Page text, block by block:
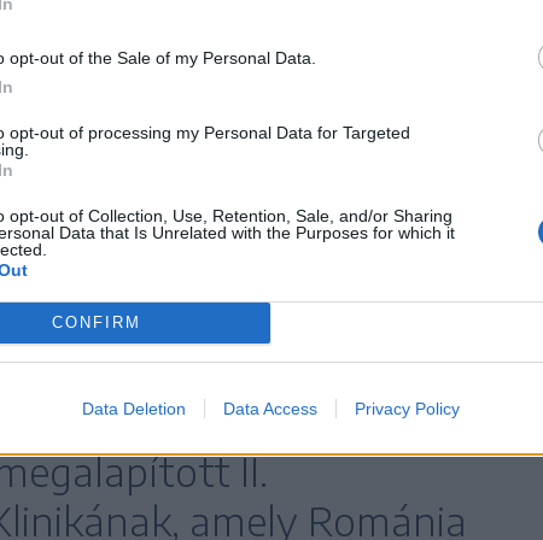
opt-out of the Sale of my Personal Data.
opt-out of processing my Personal Data for Targeted
opt-out of Collection, Use, Retention, Sale, and/or Sharing
Data that Is Unrelated with the Purposes for which it
CONFIRM
Data Deletion Data Access Privacy Policy
az akkori Marosvásárhelyi Orvosi és
éves kényszerkitérőt követően a
professzor mellett kezdte oktatói pályáját.
kardiovaszkuláris területre
angiológiai iskolát, és
érrendszeri betegségek gyógyítása terén
tevékenysége közül kimagaslik a Springer kiadó
angiológia című szakkönyve.
követően vezetője lett az
II.
amely Románia